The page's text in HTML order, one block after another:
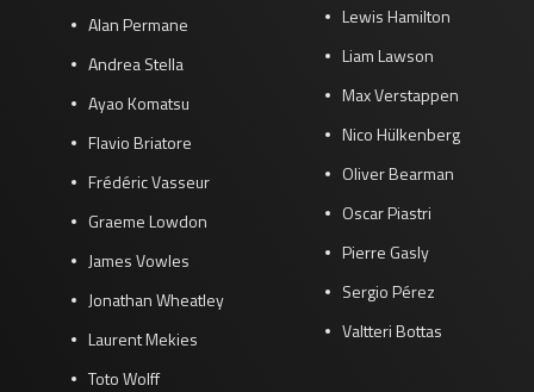
Alan Permane
Andrea Stella
Ayao Komatsu
Flavio Briatore
Frédéric Vasseur
Graeme Lowdon
James Vowles
Jonathan Wheatley
Laurent Mekies
Toto Wolff
Lewis Hamilton
Liam Lawson
Max Verstappen
Nico Hülkenberg
Oliver Bearman
Oscar Piastri
Pierre Gasly
Sergio Pérez
Valtteri Bottas